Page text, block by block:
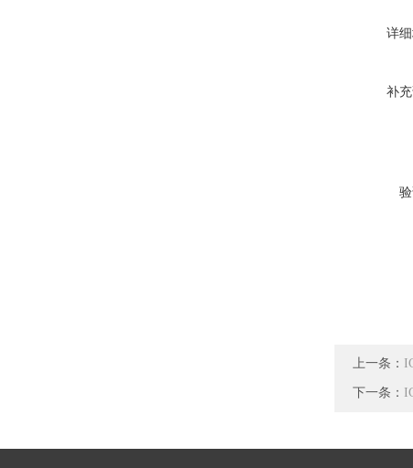
详细
补充
验
上一条：
下一条：